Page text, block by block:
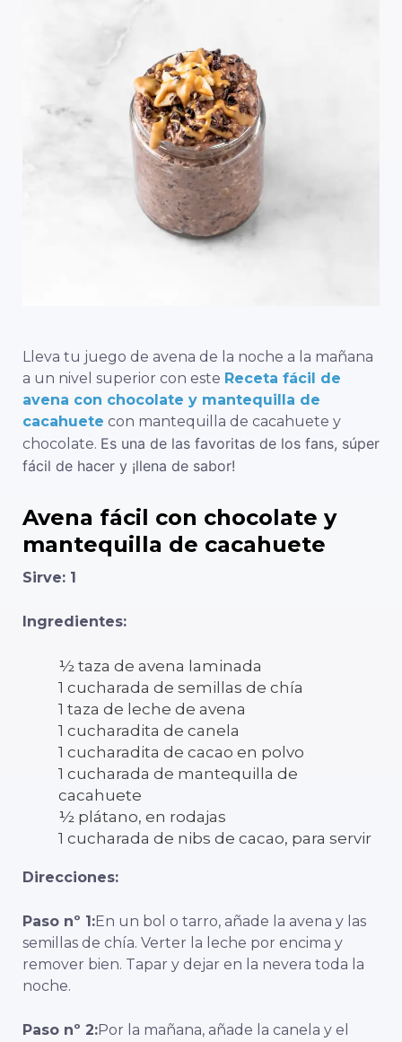
Lleva tu juego de avena de la noche a la mañana
a un nivel superior con este Receta fácil de
avena con chocolate y mantequilla de
cacahuete con mantequilla de cacahuete y
chocolate. Es una de las favoritas de los fans, súper
fácil de hacer y ¡llena de sabor!
Avena fácil con chocolate y
mantequilla de cacahuete
Sirve: 1
Ingredientes:
½ taza de avena laminada
1 cucharada de semillas de chía
1 taza de leche de avena
1 cucharadita de canela
1 cucharadita de cacao en polvo
1 cucharada de mantequilla de
cacahuete
½ plátano, en rodajas
1 cucharada de nibs de cacao, para servir
Direcciones:
Paso nº 1:En un bol o tarro, añade la avena y las
semillas de chía. Verter la leche por encima y
remover bien. Tapar y dejar en la nevera toda la
noche.
Paso nº 2:Por la mañana, añade la canela y el